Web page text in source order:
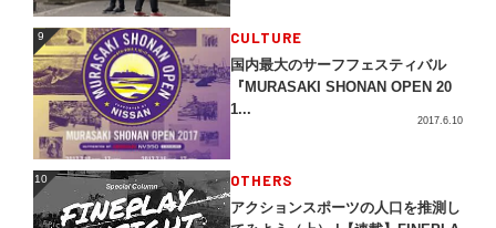
9 CULTURE
国内最大のサーフフェスティバル
『MURASAKI SHONAN OPEN 20
1...
2017.6.10
10 OTHERS
アクションスポーツの人口を推測し